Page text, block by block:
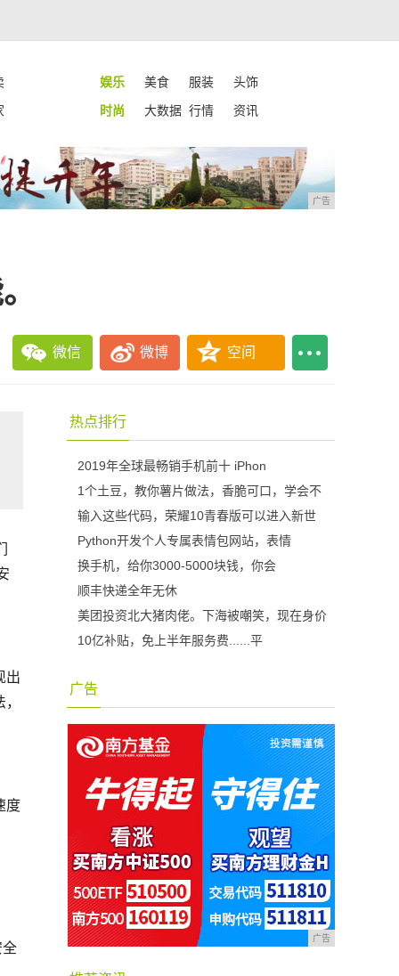
娱乐 美食 服装
头饰
时尚 大数据 行情 资讯
广告
微信 微博 空间
出
度
热点排行
2019年全球最畅销手机前十 iPhon
1个土豆，教你薯片做法，香脆可口，学会不
输入这些代码，荣耀10青春版可以进入新世
Python开发个人专属表情包网站，表情
换手机，给你3000-5000块钱，你会
顺丰快递全年无休
美团投资北大猪肉佬。下海被嘲笑，现在身价
10亿补贴，免上半年服务费......平
广告
广告